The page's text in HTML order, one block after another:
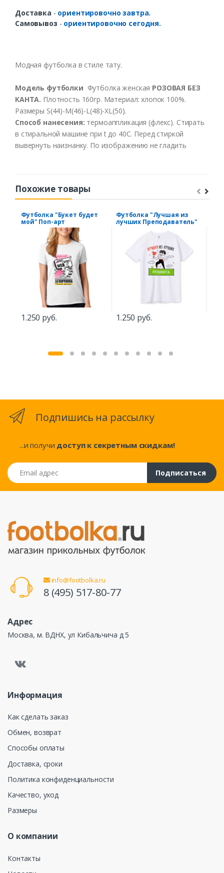
Доставка - ориентировочно завтра.
Самовывоз - ориентировочно сегодня.
Модная футболка в стиле тату.
Модель футболки Футболка женская РОЗОВАЯ БЕЗ
КАНТА. Плотность 160гр. Материал: хлопок 100%.
Размеры S(44)-M(46)-L(48)-XL(50).
Способ нанесения: термоаппликация (флекс). Стирать
в стиральной машине при t до 40С. Перед стиркой
вывернуть наизнанку. По изображению не гладить
Похожие товары
Футболка "Букет будет
мой" Поп-арт
1.250 руб.
Футболка "Лучшая из
лучших Преподаватель"
1.250 руб.
Подпишись на рассылку
...и получи доступ к секретным скидкам!
Email адрес
Подписаться
info@footbolka.ru
8 (495) 517-80-77
Адрес
Москва, м. ВДНХ, ул Кибальчича д 5
Информация
Как сделать заказ
Обмен, возврат
Способы оплаты
Доставка, сроки
Политика конфиденциальности
Качество, уход
Размеры
О компании
Контакты